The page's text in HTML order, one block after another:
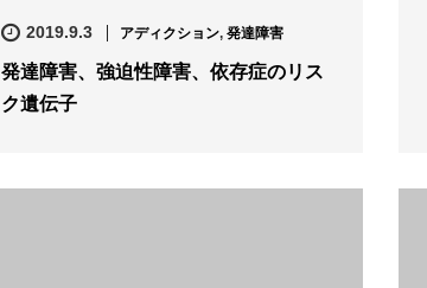
2019.9.3 アディクション, 発達障害
発達障害、強迫性障害、依存症のリス
ク遺伝子